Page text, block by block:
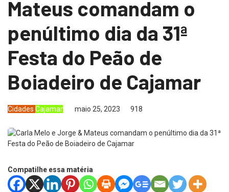
Mateus comandam o
penúltimo dia da 31ª
Festa do Peão de
Boiadeiro de Cajamar
Cidades Cajamar maio 25, 2023 918
Compatilhe essa matéria